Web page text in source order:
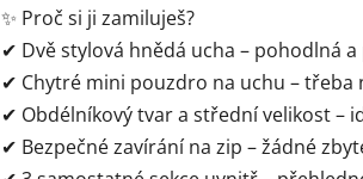
✨ Proč si ji zamiluješ?
✔ Dvě stylová hnědá ucha – pohodlná
✔ Chytré mini pouzdro na uchu – třeba
✔ Obdélníkový tvar a střední velikost –
✔ Bezpečné zavírání na zip – žádné